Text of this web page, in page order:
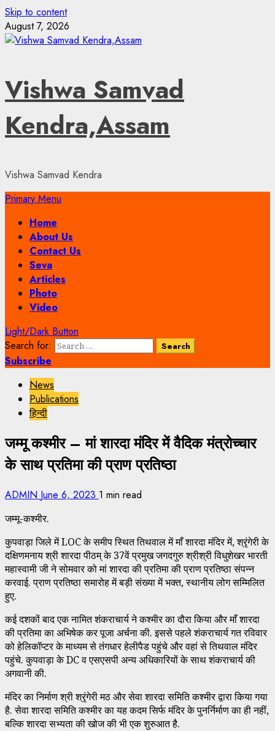
Skip to content
August 7, 2026
Vishwa Samvad
Kendra,Assam
Vishwa Samvad Kendra
Primary Menu
Home
About Us
Contact Us
Seva
Articles
Photo
Video
Light/Dark Button
Search for:
Subscribe
News
Publications
हिन्दी
जम्मू कश्मीर – मां शारदा मंदिर में वैदिक मंत्रोच्चार
के साथ प्रतिमा की प्राण प्रतिष्ठा
ADMIN June 6, 2023 1 min read
जम्मू-कश्मीर.
कुपवाड़ा जिले में LOC के समीप स्थित तिथवाल में माँ शारदा मंदिर में, श्रृंगेरी के
दक्षिणमनाय श्री शारदा पीठम् के 37वें प्रमुख जगदगुरु श्रीश्री विधुशेखर भारती
महास्वामी जी ने सोमवार को मां शारदा की प्रतिमा की प्राण प्रतिष्ठा संपन्न
करवाई. प्राण प्रतिष्ठा समारोह में बड़ी संख्या में भक्त, स्थानीय लोग सम्मिलित
हुए.
कई दशकों बाद एक नामित शंकराचार्य ने कश्मीर का दौरा किया और माँ शारदा
की प्रतिमा का अभिषेक कर पूजा अर्चना की. इससे पहले शंकराचार्य गत रविवार
को हेलिकॉप्टर के माध्यम से तंगधार हेलीपैड पहुंचे और वहां से तिथवाल मंदिर
पहुंचे. कुपवाड़ा के DC व एसएसपी अन्य अधिकारियों के साथ शंकराचार्य की
अगवानी की.
मंदिर का निर्माण श्री श्रृंगेरी मठ और सेवा शारदा समिति कश्मीर द्वारा किया गया
है. सेवा शारदा समिति कश्मीर का यह कदम सिर्फ मंदिर के पुनर्निर्माण का ही नहीं,
बल्कि शारदा सभ्यता की खोज की भी एक शुरुआत है.